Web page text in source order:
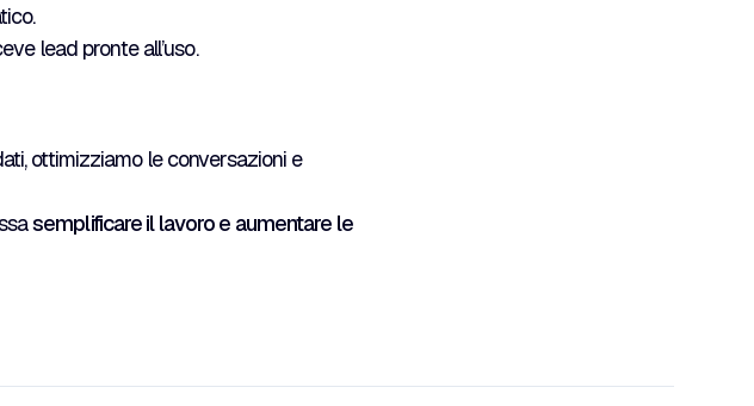
lead pronte all’uso.
ottimizziamo le conversazioni e
semplificare il lavoro e aumentare le